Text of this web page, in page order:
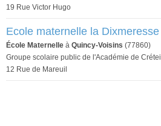
19 Rue Victor Hugo
Ecole maternelle la Dixmeresse
École Maternelle à Quincy-Voisins (77860)
Groupe scolaire public de l'Académie de Créteil
12 Rue de Mareuil